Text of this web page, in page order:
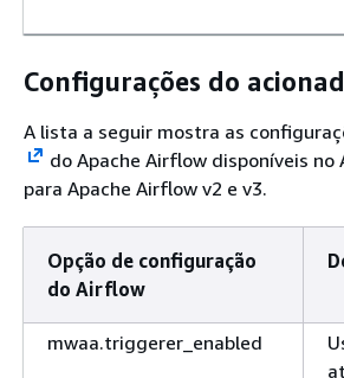
Configurações do
A lista a seguir mostra as
do Apache Airflow disponíveis no
para Apache Airflow v2 e v3.
Opção de configuração
do Airflow
mwaa.triggerer_enabled